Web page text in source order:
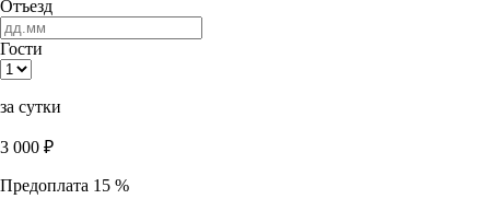
Отъезд
Гости
за сутки
3 000 ₽
Предоплата 15 %